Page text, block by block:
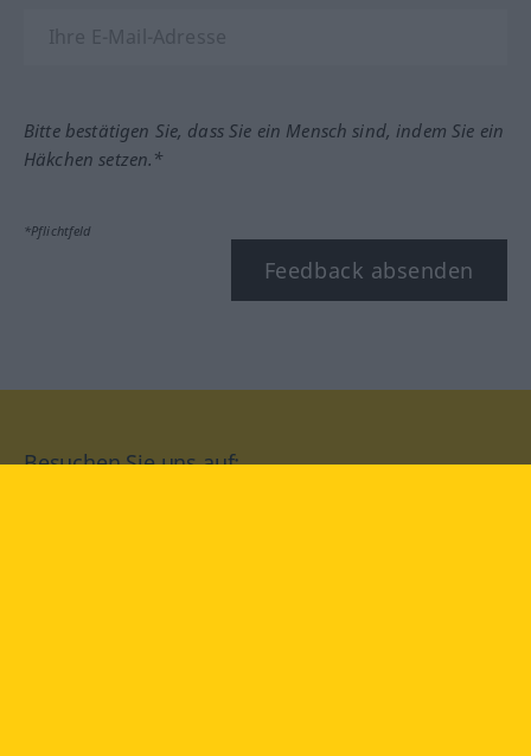
Bitte bestätigen Sie, dass Sie ein Mensch sind, indem Sie ein
Häkchen setzen.*
*Pflichtfeld
Feedback absenden
Besuchen Sie uns auf: